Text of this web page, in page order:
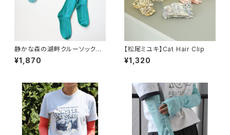
静かな森の湖畔クルーソックス2
P
¥1,870
【松尾ミユキ】Cat Hair Clip
¥1,320